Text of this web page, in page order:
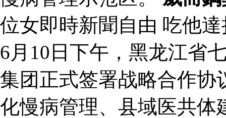
位女即時新聞自由 吃他
6月10日下午，黑龙江省
集团正式签署战略合作协
化慢病管理、县域医共体